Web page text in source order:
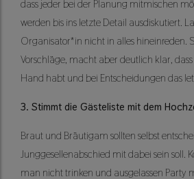
dass jeder bei der Planung mitmischen
werden bis ins letzte Detail ausdiskutiert.
Organisator*in nicht in alles hineinreden.
Vorschläge, macht aber deutlich klar,
Hand habt und bei Entscheidungen das
3. Stimmt die Gästeliste mit dem
Braut und Bräutigam sollten selbst
Junggesellenabschied mit dabei sein soll.
man nicht trinken und ausgelassen Party